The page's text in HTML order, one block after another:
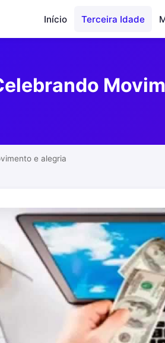
Início Terceira Idade
e alegria